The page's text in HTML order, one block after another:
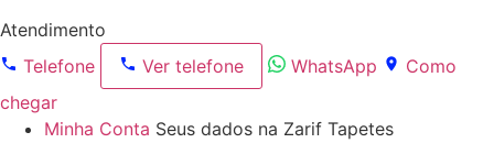
Atendimento
Telefone
Ver telefone WhatsApp
Como
chegar
Minha Conta Seus dados na Zarif Tapetes